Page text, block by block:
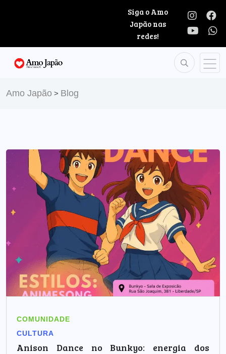
Siga o Amo
Japão nas
redes!
Amo Japão > Blog
COMUNIDADE
CULTURA
Anison Dance no Bunkyo: energia dos